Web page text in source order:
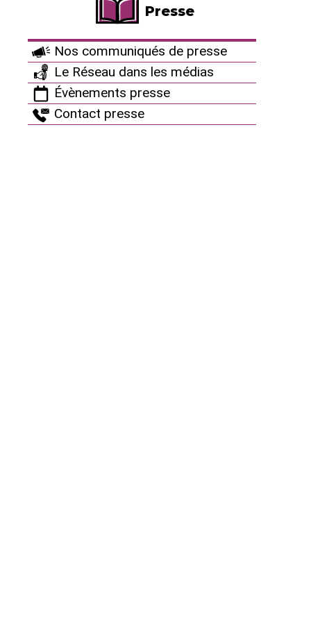
Presse
Nos communiqués de presse
Le Réseau dans les médias
Évènements presse
Contact presse
4. Elle accroît les risques de propagation de
légionelle (qui prolifère dans les réseaux mal
entretenus et se retrouve dans les panaches de
vapeur).
5. Les brusques variations de température (lorsqu’on
entre ou sort d’un bâtiment climatisé) fragilisent